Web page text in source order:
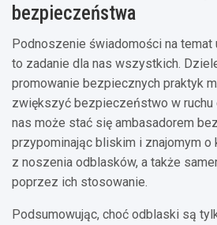
bezpieczeństwa
Podnoszenie świadomości na
to zadanie dla nas wszystkich.
promowanie bezpiecznych praktyk
zwiększyć bezpieczeństwo w ruchu
nas może stać się ambasadorem
przypominając bliskim i znajomym o
z noszenia odblasków, a także
poprzez ich stosowanie.
Podsumowując, choć odblaski są